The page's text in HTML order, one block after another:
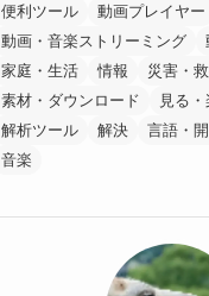
便利ツール
動画プレイヤー
動画・音楽ストリーミング
家庭・生活
情報 災害・
素材・ダウンロード
見る
解析ツール
解決 言語・
音楽